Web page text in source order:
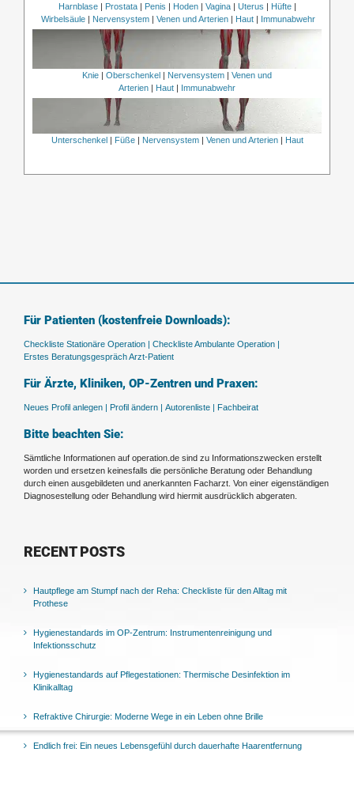
Harnblase| Prostata| Penis | Hoden| Vagina| Uterus | Hüfte|
Wirbelsäule | Nervensystem | Venen und Arterien | Haut | Immunabwehr
Knie Oberschenkel Nervensystem
Venen und
Arterien
Haut Immunabwehr
Unterschenkel Füße| Nervensystem| Venen und Arterien| Haut
Für Patienten (kostenfreie Downloads):
Checkliste Stationäre Operation | Checkliste Ambulante Operation |
Erstes Beratungsgespräch Arzt-Patient
Für Ärzte, Kliniken, OP-Zentren und Praxen:
Neues Profil anlegen | Profil ändern | Autorenliste | Fachbeirat
Bitte beachten Sie:
Sämtliche Informationen auf operation.de sind zu Informationszwecken erstellt
worden und ersetzen keinesfalls die persönliche Beratung oder Behandlung
durch einen ausgebildeten und anerkannten Facharzt. Von einer eigenständigen
Diagnosestellung oder Behandlung wird hiermit ausdrücklich abgeraten.
RECENT POSTS
Hautpflege am Stumpf nach der Reha: Checkliste für den Alltag mit
Prothese
Hygienestandards im OP-Zentrum: Instrumentenreinigung und
Infektionsschutz
Hygienestandards auf Pflegestationen: Thermische Desinfektion im
Klinikalltag
Refraktive Chirurgie: Moderne Wege in ein Leben ohne Brille
Endlich frei: Ein neues Lebensgefühl durch dauerhafte Haarentfernung